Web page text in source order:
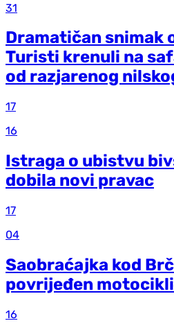
31
Dramatičan snimak
Turisti krenuli na
od razjarenog
17
16
Istraga o ubistvu
dobila novi pravac
17
04
Saobraćajka kod
povrijeđen
16